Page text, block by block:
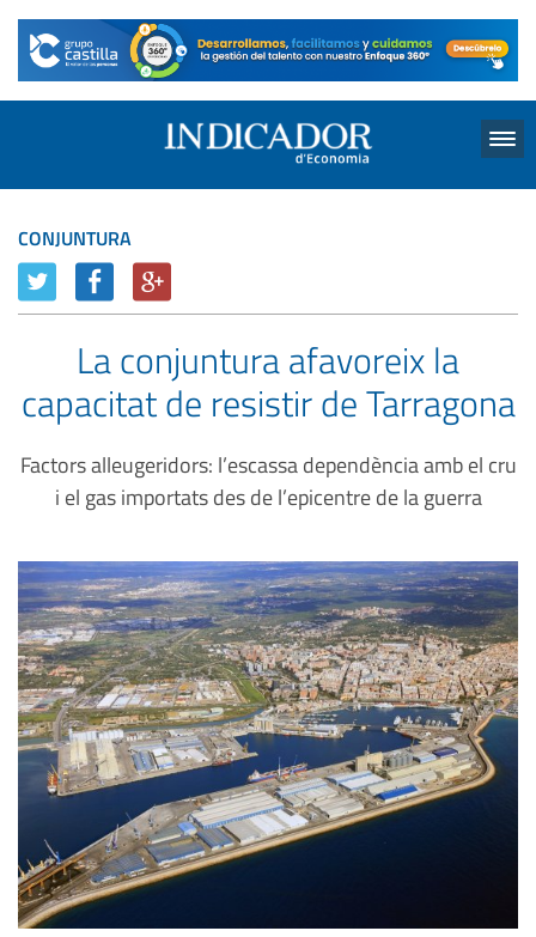
CONJUNTURA
La conjuntura afavoreix la
capacitat de resistir de Tarragona
Factors alleugeridors: l’escassa dependència amb el cru
i el gas importats des de l’epicentre de la guerra